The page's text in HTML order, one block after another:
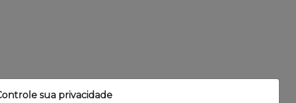
sua privacidade